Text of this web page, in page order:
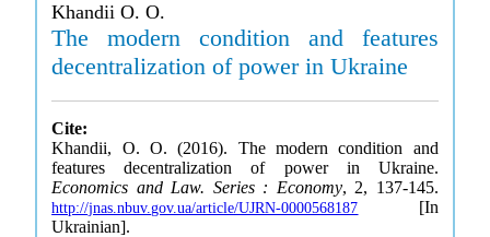
Khandii O. O.
The modern condition and features
decentralization of power in Ukraine
Cite:
Khandii, O. O. (2016). The modern condition and
features decentralization of power in Ukraine.
Economics and Law. Series : Economy, 2, 137-145.
http://jnas.nbuv.gov.ua/article/UJRN-0000568187 [In
Ukrainian].